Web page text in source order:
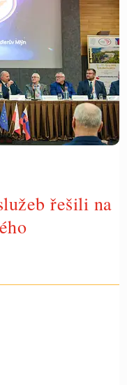
řešili na